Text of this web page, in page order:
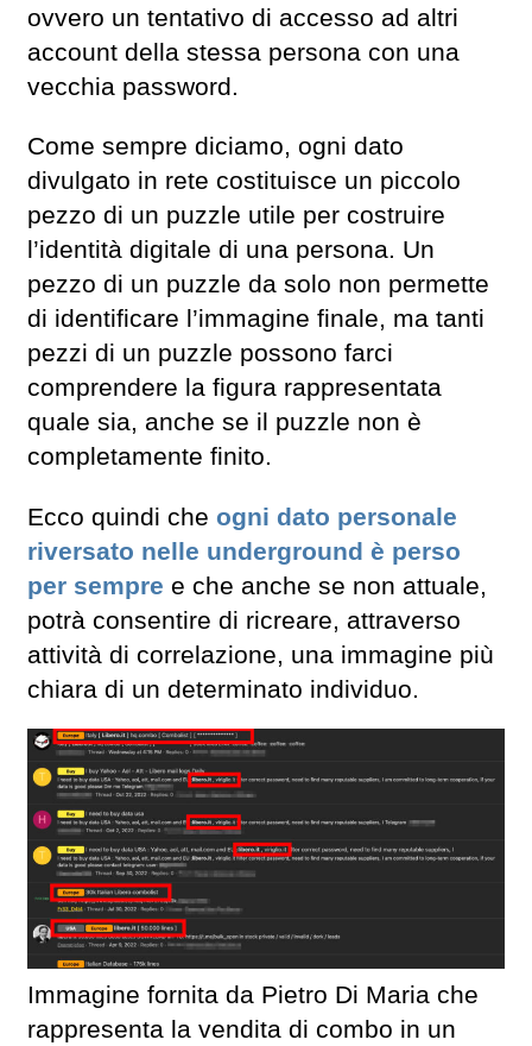
ovvero un tentativo di accesso ad altri
account della stessa persona con una
vecchia password.
Come sempre diciamo, ogni dato
divulgato in rete costituisce un piccolo
pezzo di un puzzle utile per costruire
l’identità digitale di una persona. Un
pezzo di un puzzle da solo non permette
di identificare l’immagine finale, ma tanti
pezzi di un puzzle possono farci
comprendere la figura rappresentata
quale sia, anche se il puzzle non è
completamente finito.
Ecco quindi che ogni dato personale
riversato nelle underground è perso
per sempre e che anche se non attuale,
potrà consentire di ricreare, attraverso
attività di correlazione, una immagine più
chiara di un determinato individuo.
Immagine fornita da Pietro Di Maria che
rappresenta la vendita di combo in un